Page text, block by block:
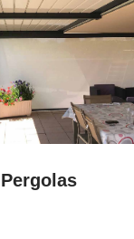
Pergolas